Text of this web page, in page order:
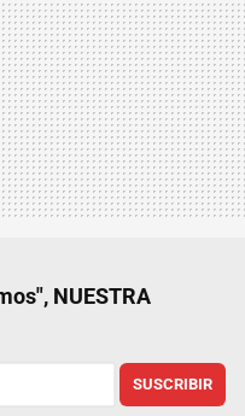
NUESTRA
SUSCRIBIR